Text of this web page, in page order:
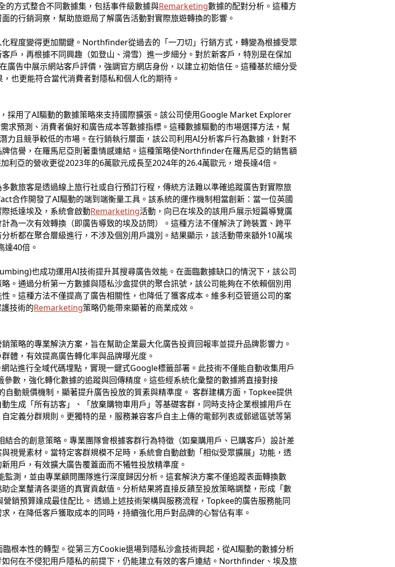
方式整合不同數據集，包括事件級數據與Remarketing數據的配對分析。這種方
的行銷洞察，幫助旅遊局了解廣告活動對實際旅遊轉換的影響。
程度變得更加關鍵。Northfinder從過去的「一刀切」行銷方式，轉變為根據受眾
戶，再根據不同興趣（如登山、滑雪）進一步細分。對於新客戶，特別是在保加
告中展示網站客戶評價，強調官方網店身份，以建立初始信任。這種基於細分受
，也更能符合當代消費者對隱私和個人化的期待。
採用了AI驅動的數據策略來支持國際擴張。該公司使用Google Market Explorer
預測、消費者偏好和廣告成本等數據指標。這種數據驅動的市場選擇方法，幫
且競爭較低的市場。在行銷執行層面，該公司利用AI分析客戶行為數據，針對不
信譽，在羅馬尼亞則著重情感連結。這種策略使Northfinder在羅馬尼亞的銷售額
利亞的營收更從2023年的6萬歐元成長至2024年的26.4萬歐元，增長達4倍。
數旅客是透過線上旅行社或自行預訂行程，傳統方法難以準確追蹤廣告對實際旅
合作開發了AI驅動的端到端衡量工具。該系統的運作機制相當創新：當一位英國
抵達埃及，系統會啟動Remarketing活動，向已在埃及的該用戶展示短篇導覽廣
為一次有效轉換（即廣告導致的埃及訪問）。這種方法不僅解決了跨裝置、跨平
析都在聚合層級進行，不涉及個別用戶識別。結果顯示，該活動帶來額外10萬埃
達40倍。
也成功運用AI技術提升其搜尋廣告效能。在面臨數據缺口的情況下，該公司
。通過分析第一方數據與隱私沙盒提供的聚合訊號，該公司能夠在不依賴個別用
。這種方法不僅提高了廣告相關性，也降低了獲客成本。維多利亞管道公司的案
技術的Remarketing策略仍能帶來顯著的商業成效。
策略的專業解決方案，旨在幫助企業最大化廣告投資回報率並提升品牌影響力。
體，有效提高廣告轉化率與品牌曝光度。
站進行全域代碼埋點，實現一鍵式Google標籤部署。此技術不僅能自動收集用戶
數，強化轉化數據的追蹤與回傳精度。這些經系統化彙整的數據將直接對接
動競價機制，顯著提升廣告投放的質素與精準度。 客群建構方面，Topkee提供
生成「所有訪客」、「放棄購物車用戶」等基礎客群，同時支持企業根據用戶在
定義分群規則。更獨特的是，服務兼容客戶自主上傳的電郵列表或郵遞區號等第
合的創意策略。專業團隊會根據客群行為特徵（如棄購用戶、已購客戶）設計差
視覺素材。當特定客群規模不足時，系統會自動啟動「相似受眾擴展」功能，透
用戶，有效擴大廣告覆蓋面而不犧牲投放精準度。
測，並由專業顧問團隊進行深度歸因分析。這套解決方案不僅追蹤表面轉換數
企業釐清各渠道的真實貢獻值。分析結果將直接反饋至投放策略調整，形成「數
銷預算達成最佳配比。 透過上述技術架構與服務流程，Topkee的廣告服務能同
，在降低客戶獲取成本的同時，持續強化用戶對品牌的心智佔有率。
臨根本性的轉型。從第三方Cookie退場到隱私沙盒技術興起，從AI驅動的數據分析
何在不侵犯用戶隱私的前提下，仍能建立有效的客戶連結。Northfinder、埃及旅